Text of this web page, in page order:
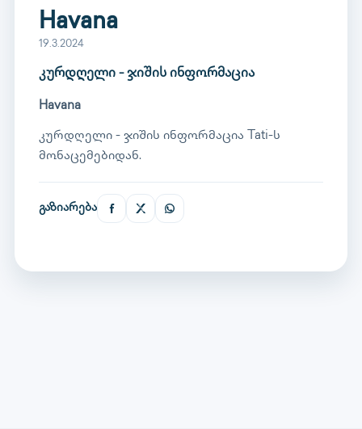
Havana
19.3.2024
კურდღელი - ჯიშის ინფორმაცია
Havana
კურდღელი - ჯიშის ინფორმაცია Tati-ს
მონაცემებიდან.
გაზიარება